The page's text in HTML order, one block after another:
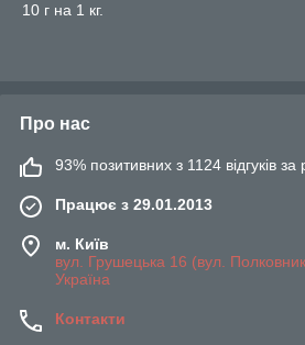
10 г на 1 кг.
Про нас
93% позитивних з 1124 відгуків за
Працює з 29.01.2013
м. Київ
вул. Грушецька 16 (вул.
Україна
Контакти